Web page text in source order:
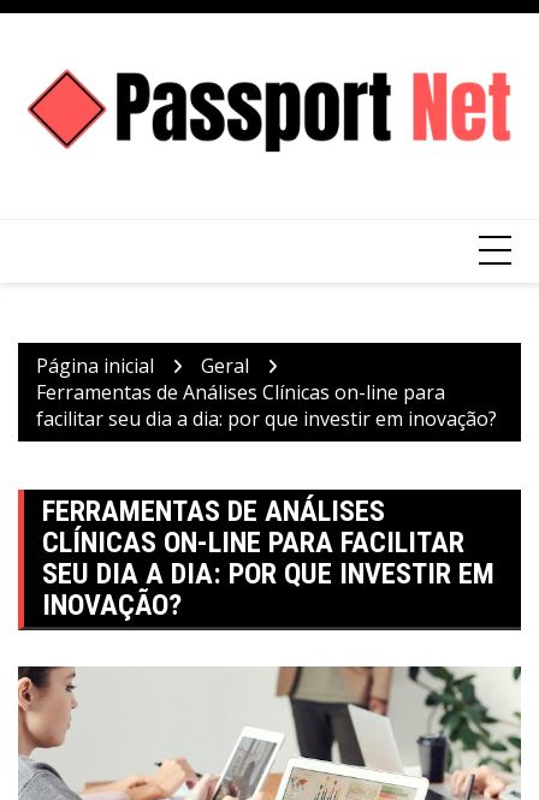
Ir
conteúdo
Página inicial
Geral
Ferramentas de Análises Clínicas on-line para
facilitar seu dia a dia: por que investir em inovação?
FERRAMENTAS DE ANÁLISES
CLÍNICAS ON-LINE PARA FACILITAR
SEU DIA A DIA: POR QUE INVESTIR EM
INOVAÇÃO?